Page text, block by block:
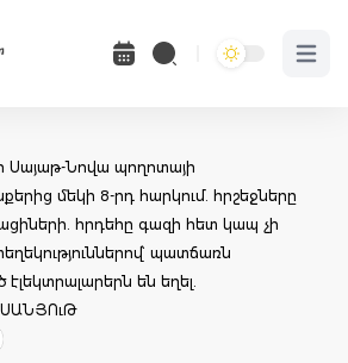
Open
Սայաթ-Նովա պողոտայի
մեկի 8-րդ հարկում. հրշեջները
հրդեհը գազի հետ կապ չի
պատճառն
են եղել.